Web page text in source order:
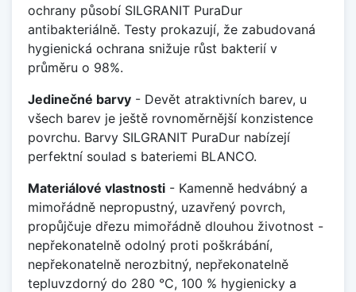
ochrany působí SILGRANIT PuraDur
antibakteriálně. Testy prokazují, že zabudovaná
hygienická ochrana snižuje růst bakterií v
průměru o 98%.
Jedinečné barvy - Devět atraktivních barev, u
všech barev je ještě rovnoměrnější konzistence
povrchu. Barvy SILGRANIT PuraDur nabízejí
perfektní soulad s bateriemi BLANCO.
Materiálové vlastnosti - Kamenně hedvábný a
mimořádně nepropustný, uzavřený povrch,
propůjčuje dřezu mimořádně dlouhou životnost -
nepřekonatelně odolný proti poškrábání,
nepřekonatelně nerozbitný, nepřekonatelně
tepluvzdorný do 280 °C, 100 % hygienicky a